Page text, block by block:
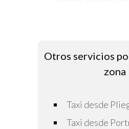
Otros servicios
zona
Taxi desde
Taxi desde